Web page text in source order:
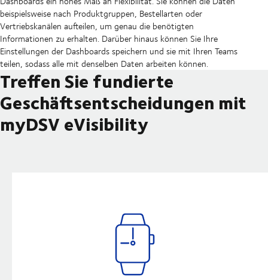
beispielsweise nach Produktgruppen, Bestellarten oder
Vertriebskanälen aufteilen, um genau die benötigten
Informationen zu erhalten. Darüber hinaus können Sie Ihre
Einstellungen der Dashboards speichern und sie mit Ihren Teams
teilen, sodass alle mit denselben Daten arbeiten können.
Treffen Sie fundierte
Geschäftsentscheidungen mit
myDSV eVisibility